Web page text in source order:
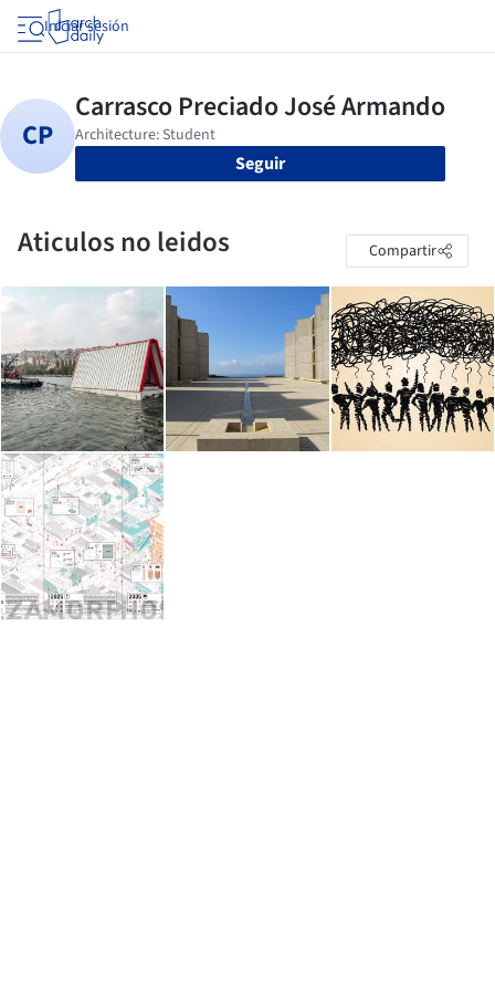
Iniciar sesión
Seguir
Aticulos no leidos Compartir